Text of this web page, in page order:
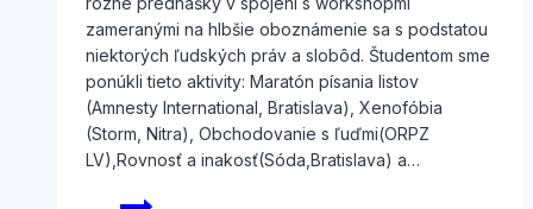
zameranými na hlbšie oboznámenie sa s podstatou
niektorých ľudských práv a slobôd. Študentom sme
ponúkli tieto aktivity: Maratón písania listov
(Amnesty International, Bratislava), Xenofóbia
(Storm, Nitra), Obchodovanie s ľuďmi(ORPZ
LV),Rovnosť a inakosť(Sóda,Bratislava) a…
Týždeň